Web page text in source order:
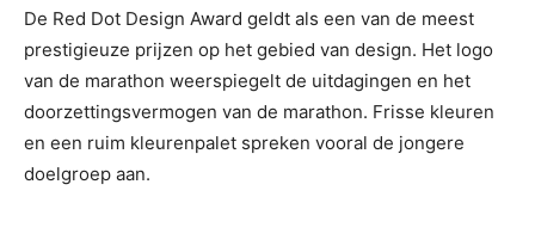
De Red Dot Design Award geldt als een van de meest
prestigieuze prijzen op het gebied van design. Het logo
van de marathon weerspiegelt de uitdagingen en het
doorzettingsvermogen van de marathon. Frisse kleuren
en een ruim kleurenpalet spreken vooral de jongere
doelgroep aan.